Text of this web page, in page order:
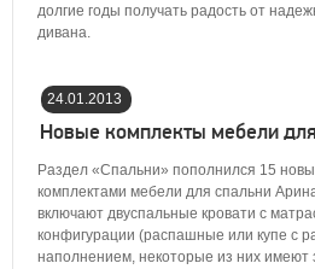
долгие годы получать радость от
дивана.
24.01.2013
19:41:00
Новые комплекты мебели
Раздел «Спальни» пополнился 15
комплектами мебели для спальни
включают двуспальные кровати с
конфигурации (распашные или купе с
наполнением, некоторые из них имеют